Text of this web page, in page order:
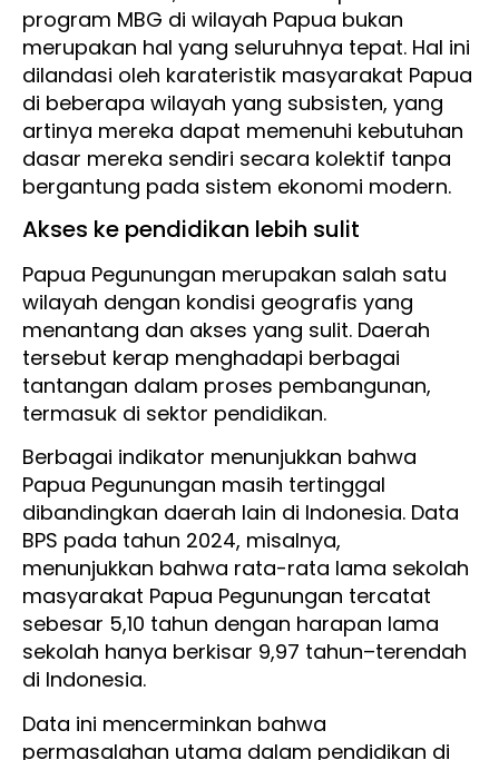
program MBG di wilayah Papua bukan
merupakan hal yang seluruhnya tepat. Hal ini
dilandasi oleh karateristik masyarakat Papua
di beberapa wilayah yang subsisten, yang
artinya mereka dapat memenuhi kebutuhan
dasar mereka sendiri secara kolektif tanpa
bergantung pada sistem ekonomi modern.
Akses ke pendidikan lebih sulit
Papua Pegunungan merupakan salah satu
wilayah dengan kondisi geografis yang
menantang dan akses yang sulit. Daerah
tersebut kerap menghadapi berbagai
tantangan dalam proses pembangunan,
termasuk di sektor pendidikan.
Berbagai indikator menunjukkan bahwa
Papua Pegunungan masih tertinggal
dibandingkan daerah lain di Indonesia. Data
BPS pada tahun 2024, misalnya,
menunjukkan bahwa rata-rata lama sekolah
masyarakat Papua Pegunungan tercatat
sebesar 5,10 tahun dengan harapan lama
sekolah hanya berkisar 9,97 tahun–terendah
di Indonesia.
Data ini mencerminkan bahwa
permasalahan utama dalam pendidikan di